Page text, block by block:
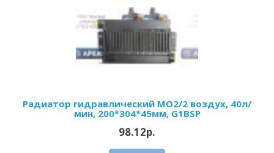
Радиатор гидравлический МО2/2 воздух, 40л/
мин, 200*304*45мм, G1BSP
98.12р.